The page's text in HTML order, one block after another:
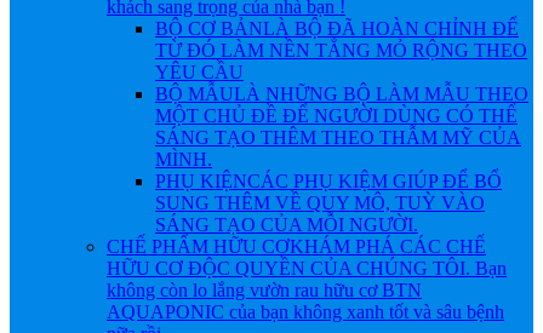
khách sang trọng của nhà bạn !
BỘ CƠ BẢNLÀ BỘ ĐÃ HOÀN CHỈNH ĐỂ
TỪ ĐÓ LÀM NỀN TẲNG MỎ RỘNG THEO
YÊU CẦU
BỘ MẪULÀ NHỮNG BỘ LÀM MẪU THEO
MỘT CHỦ ĐỀ ĐỂ NGƯỜI DÙNG CÓ THỂ
SÁNG TẠO THÊM THEO THẪM MỸ CỦA
MÌNH.
PHỤ KIỆNCÁC PHỤ KIỆM GIÚP ĐỂ BỔ
SUNG THÊM VỀ QUY MÔ, TUỲ VÀO
SÁNG TẠO CỦA MỖI NGƯỜI.
CHẾ PHẨM HỮU CƠKHÁM PHÁ CÁC CHẾ
HỮU CƠ ĐỘC QUYỀN CỦA CHÚNG TÔI. Bạn
không còn lo lắng vườn rau hữu cơ BTN
AQUAPONIC của bạn không xanh tốt và sâu bệnh